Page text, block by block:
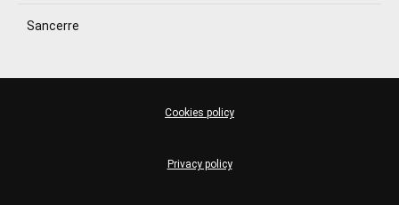
Sancerre
Privacy policy
Cookies policy